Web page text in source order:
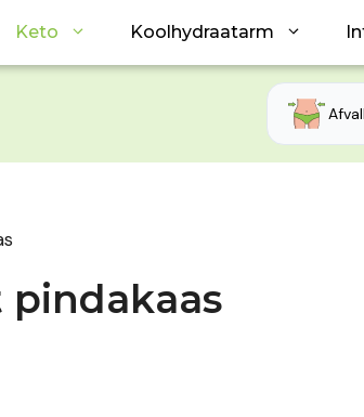
Keto Koolhydraatarm
pindakaas